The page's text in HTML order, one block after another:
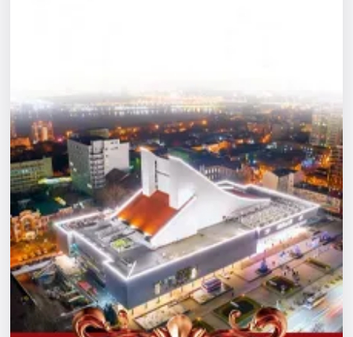
Экскурсии
Спорт
События
Города
Площадки
Артисты
Рейтинги